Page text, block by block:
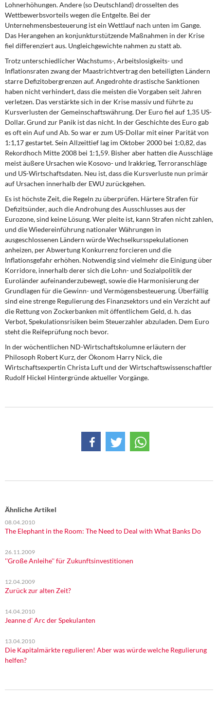
Lohnerhöhungen. Andere (so Deutschland) drosselten des
Wettbewerbsvorteils wegen die Entgelte. Bei der
Unternehmensbesteuerung ist ein Wettlauf nach unten im Gange.
Das Herangehen an konjunkturstützende Maßnahmen in der Krise
fiel differenziert aus. Ungleichgewichte nahmen zu statt ab.
Trotz unterschiedlicher Wachstums-, Arbeitslosigkeits- und
Inflationsraten zwang der Maastrichtvertrag den beteiligten Ländern
starre Defizitobergrenzen auf. Angedrohte drastische Sanktionen
haben nicht verhindert, dass die meisten die Vorgaben seit Jahren
verletzen. Das verstärkte sich in der Krise massiv und führte zu
Kursverlusten der Gemeinschaftswährung. Der Euro fiel auf 1,35 US-
Dollar. Grund zur Panik ist das nicht. In der Geschichte des Euro gab
es oft ein Auf und Ab. So war er zum US-Dollar mit einer Parität von
1:1,17 gestartet. Sein Allzeittief lag im Oktober 2000 bei 1:0,82, das
Rekordhoch Mitte 2008 bei 1:1,59. Bisher aber hatten die Ausschläge
meist äußere Ursachen wie Kosovo- und Irakkrieg, Terroranschläge
und US-Wirtschaftsdaten. Neu ist, dass die Kursverluste nun primär
auf Ursachen innerhalb der EWU zurückgehen.
Es ist höchste Zeit, die Regeln zu überprüfen. Härtere Strafen für
Defizitsünder, auch die Androhung des Ausschlusses aus der
Eurozone, sind keine Lösung. Wer pleite ist, kann Strafen nicht zahlen,
und die Wiedereinführung nationaler Währungen in
ausgeschlossenen Ländern würde Wechselkursspekulationen
anheizen, per Abwertung Konkurrenz forcieren und die
Inflationsgefahr erhöhen. Notwendig sind vielmehr die Einigung über
Korridore, innerhalb derer sich die Lohn- und Sozialpolitik der
Euroländer aufeinanderzubewegt, sowie die Harmonisierung der
Grundlagen für die Gewinn- und Vermögensbesteuerung. Überfällig
sind eine strenge Regulierung des Finanzsektors und ein Verzicht auf
die Rettung von Zockerbanken mit öffentlichem Geld, d. h. das
Verbot, Spekulationsrisiken beim Steuerzahler abzuladen. Dem Euro
steht die Reifeprüfung noch bevor.
In der wöchentlichen ND-Wirtschaftskolumne erläutern der
Philosoph Robert Kurz, der Ökonom Harry Nick, die
Wirtschaftsexpertin Christa Luft und der Wirtschaftswissenschaftler
Rudolf Hickel Hintergründe aktueller Vorgänge.
Ähnliche Artikel
08.04.2010
The Elephant in the Room: The Need to Deal with What Banks Do
26.11.2009
''Große Anleihe'' für Zukunftsinvestitionen
12.04.2009
Zurück zur alten Zeit?
14.04.2010
Jeanne d' Arc der Spekulanten
13.04.2010
Die Kapitalmärkte regulieren! Aber was würde welche Regulierung
helfen?